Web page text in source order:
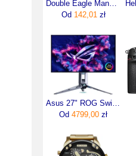
Od 142,01 zł
Od 4799,00 zł